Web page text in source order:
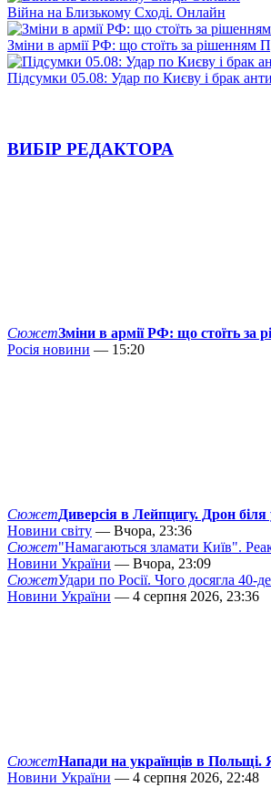
Війна на Близькому Сході. Онлайн
Зміни в армії РФ: що стоїть за рішенням
Підсумки 05.08: Удар по Києву і брак
ВИБІР РЕДАКТОРА
СюжетЗміни в армії РФ: що стоїть за
Росія новини — 15:20
СюжетДиверсія в Лейпцигу. Дрон біля
Новини світу — Вчора, 23:36
Сюжет"Намагаються зламати Київ".
Новини України — Вчора, 23:09
СюжетУдари по Росії. Чого досягла 40-
Новини України — 4 серпня 2026, 23:36
СюжетНапади на українців в Польщі.
Новини України — 4 серпня 2026, 22:48